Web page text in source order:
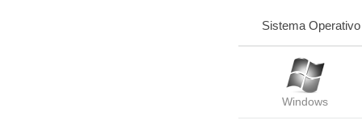
Sistema Operativo
Windows